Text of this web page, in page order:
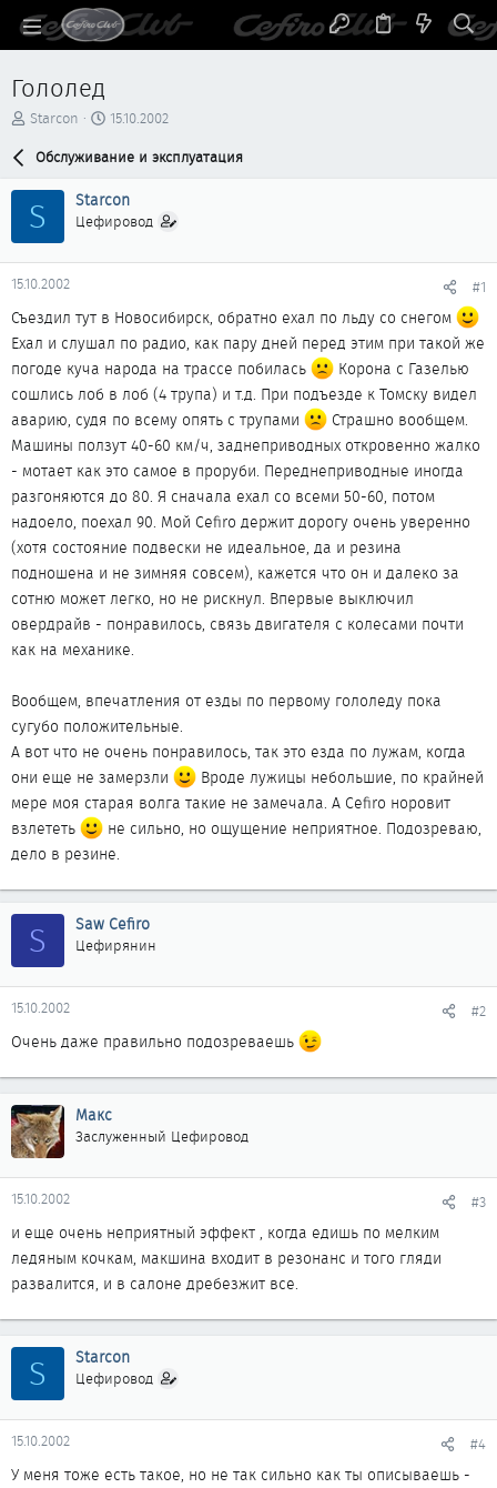
Гололед
А
р
т
м
ы
Starcon
Д
т
н
а
ч
а
15.10.2002
Обслуживание и эксплуатация
S Starcon
Цефировод
15.10.2002 #1
Съездил тут в Новосибирск, обратно ехал по льду со снегом
Ехал и слушал по радио, как пару дней перед этим при такой же
погоде куча народа на трассе побилась
Корона с Газелью
сошлись лоб в лоб (4 трупа) и т.д. При подъезде к Томску видел
аварию, судя по всему опять с трупами
Страшно вообщем.
Машины ползут 40-60 км/ч, заднеприводных откровенно жалко
- мотает как это самое в проруби. Переднеприводные иногда
разгоняются до 80. Я сначала ехал со всеми 50-60, потом
надоело, поехал 90. Мой Cefiro держит дорогу очень уверенно
(хотя состояние подвески не идеальное, да и резина
подношена и не зимняя совсем), кажется что он и далеко за
сотню может легко, но не рискнул. Впервые выключил
овердрайв - понравилось, связь двигателя с колесами почти
как на механике.
Вообщем, впечатления от езды по первому гололеду пока
сугубо положительные.
А вот что не очень понравилось, так это езда по лужам, когда
они еще не замерзли
Вроде лужицы небольшие, по крайней
мере моя старая волга такие не замечала. А Cefiro норовит
взлететь
не сильно, но ощущение неприятное. Подозреваю,
дело в резине.
S Saw Cefiro
Цефирянин
15.10.2002 #2
Очень даже правильно подозреваешь
Макс
Заслуженный Цефировод
15.10.2002 #3
и еще очень неприятный эффект , когда едишь по мелким
ледяным кочкам, макшина входит в резонанс и того гляди
развалится, и в салоне дребезжит все.
S Starcon
Цефировод
15.10.2002 #4
У меня тоже есть такое, но не так сильно как ты описываешь -